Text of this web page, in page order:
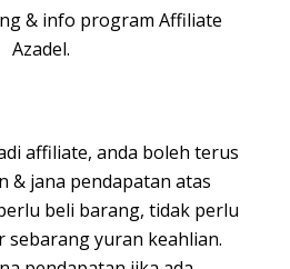
& info program Affiliate
Azadel.
affiliate, anda boleh terus
& jana pendapatan atas
beli barang, tidak perlu
sebarang yuran keahlian.